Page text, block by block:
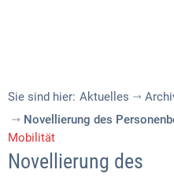
Sie sind hier: Aktuelles
Novellierung des
Mobilität
Novellierung des